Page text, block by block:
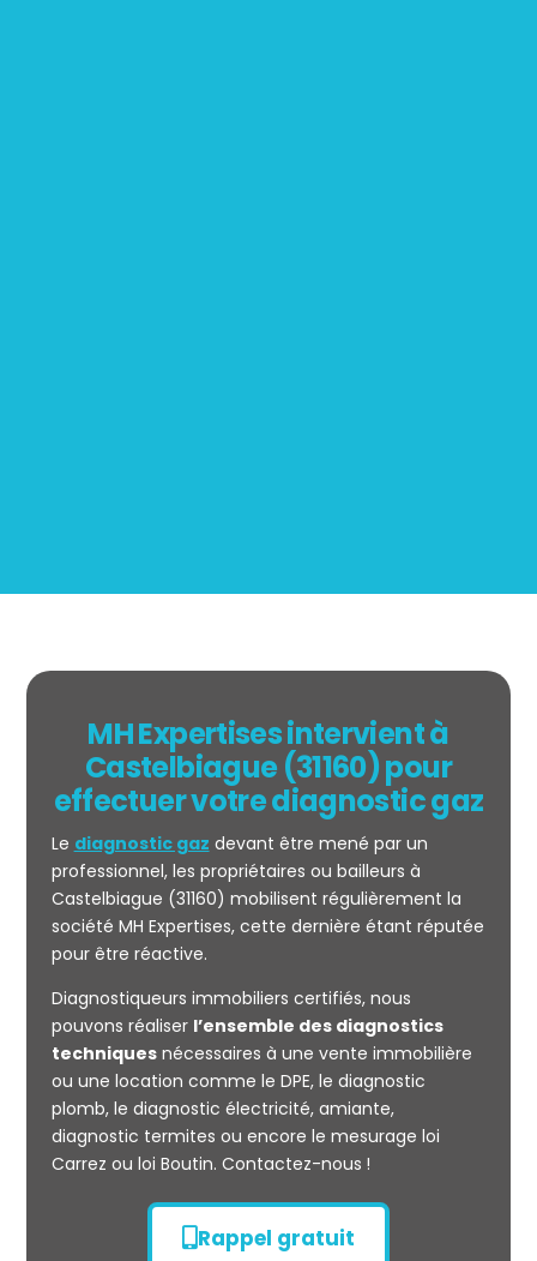
Mesurage
CARREZ
MH Expertises intervient à
Castelbiague (31160) pour
effectuer votre diagnostic gaz
Le diagnostic gaz devant être mené par un
professionnel, les propriétaires ou bailleurs à
Castelbiague (31160) mobilisent régulièrement la
société MH Expertises, cette dernière étant réputée
pour être réactive.
Diagnostiqueurs immobiliers certifiés, nous
pouvons réaliser l’ensemble des diagnostics
techniquesnécessaires à une vente immobilière
ou une location comme le DPE, le diagnostic
plomb, le diagnostic électricité, amiante,
diagnostic termites ou encore le mesurage loi
Carrez ou loi Boutin. Contactez-nous !
Rappel gratuit